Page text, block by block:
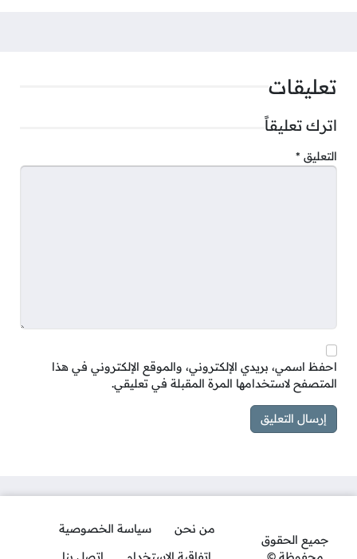
تعليقات
اترك تعليقاً
التعليق *
احفظ اسمي، بريدي الإلكتروني، والموقع الإلكتروني في هذا
المتصفح لاستخدامها المرة المقبلة في تعليقي.
جميع الحقوق
من نحن
سياسة الخصوصية